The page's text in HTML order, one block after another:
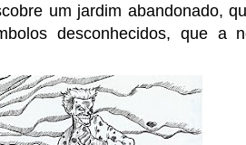
um jardim abandonado,
desconhecidos, que a